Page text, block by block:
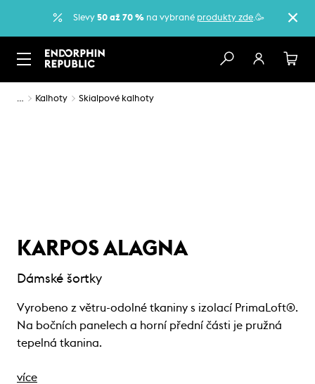
Slevy 50 až 70 % na vybrané produkty zde.🥳
… Kalhoty Skialpové kalhoty
KARPOS ALAGNA
Dámské šortky
Vyrobeno z větru-odolné tkaniny s izolací PrimaLoft®.
Na bočních panelech a horní přední části je pružná
tepelná tkanina.
více